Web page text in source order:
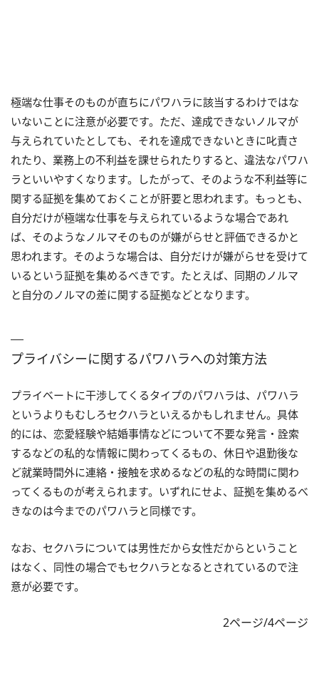
極端な仕事そのものが直ちにパワハラに該当するわけではな
いないことに注意が必要です。ただ、達成できないノルマが
与えられていたとしても、それを達成できないときに叱責さ
れたり、業務上の不利益を課せられたりすると、違法なパワハ
ラといいやすくなります。したがって、そのような不利益等に
関する証拠を集めておくことが肝要と思われます。もっとも、
自分だけが極端な仕事を与えられているような場合であれ
ば、そのようなノルマそのものが嫌がらせと評価できるかと
思われます。そのような場合は、自分だけが嫌がらせを受けて
いるという証拠を集めるべきです。たとえば、同期のノルマ
と自分のノルマの差に関する証拠などとなります。
プライバシーに関するパワハラへの対策方法
プライベートに干渉してくるタイプのパワハラは、パワハラ
というよりもむしろセクハラといえるかもしれません。具体
的には、恋愛経験や結婚事情などについて不要な発言・詮索
するなどの私的な情報に関わってくるもの、休日や退勤後な
ど就業時間外に連絡・接触を求めるなどの私的な時間に関わ
ってくるものが考えられます。いずれにせよ、証拠を集めるべ
きなのは今までのパワハラと同様です。
なお、セクハラについては男性だから女性だからということ
はなく、同性の場合でもセクハラとなるとされているので注
意が必要です。
2ページ/4ページ